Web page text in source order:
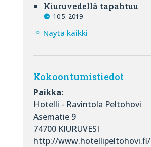
Kiuruvedellä tapahtuu
10.5. 2019
Näytä kaikki
Kokoontumistiedot
Paikka:
Hotelli - Ravintola Peltohovi
Asematie 9
74700 KIURUVESI
http://www.hotellipeltohovi.fi/